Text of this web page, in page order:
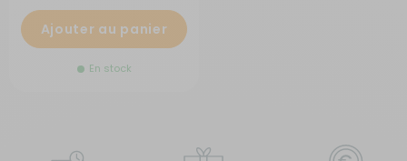
Ajouter au panier
En stock